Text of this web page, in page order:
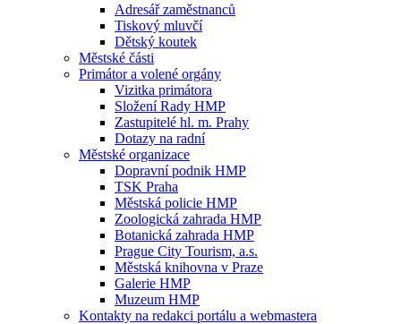
Adresář zaměstnanců
Tiskový mluvčí
Dětský koutek
Městské části
Primátor a volené orgány
Vizitka primátora
Složení Rady HMP
Zastupitelé hl. m. Prahy
Dotazy na radní
Městské organizace
Dopravní podnik HMP
TSK Praha
Městská policie HMP
Zoologická zahrada HMP
Botanická zahrada HMP
Prague City Tourism, a.s.
Městská knihovna v Praze
Galerie HMP
Muzeum HMP
Kontakty na redakci portálu a webmastera